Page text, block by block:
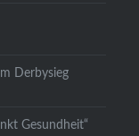
Derbysieg
Gesundheit“